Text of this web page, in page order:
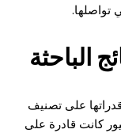
تواصلها.
الباحثة
على تصنيف
كانت قادرة على